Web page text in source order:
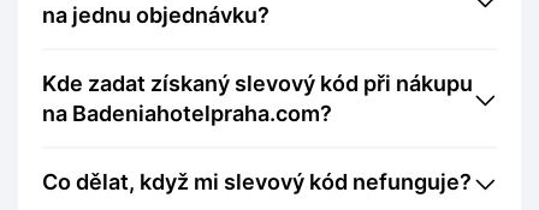
na jednu objednávku?
Kde zadat získaný slevový kód při nákupu
na Badeniahotelpraha.com?
Co dělat, když mi slevový kód nefunguje?